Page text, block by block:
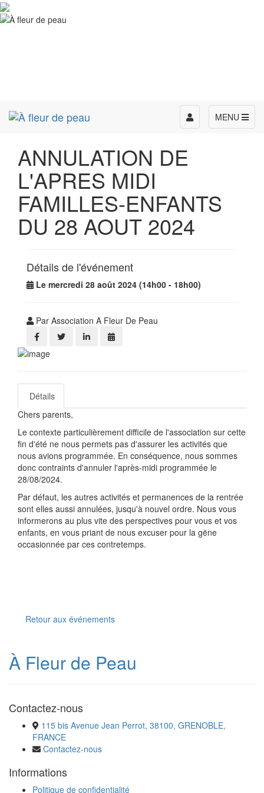
MENU
Toggle
navigation
ANNULATION DE
L'APRES MIDI
FAMILLES-ENFANTS
DU 28 AOUT 2024
Détails de l'événement
Le mercredi 28 août 2024 (14h00 - 18h00)
Par Association A Fleur De Peau
Détails
Chers parents,
Le contexte particulièrement difficile de l'association sur cette
fin d'été ne nous permets pas d'assurer les activités que
nous avions programmée. En conséquence, nous sommes
donc contraints d'annuler l'après-midi programmée le
28/08/2024.
Par défaut, les autres activités et permanences de la rentrée
sont elles aussi annulées, jusqu'à nouvel ordre. Nous vous
informerons au plus vite des perspectives pour vous et vos
enfants, en vous priant de nous excuser pour la gëne
occasionnée par ces contretemps.
Retour aux événements
À Fleur de Peau
Contactez-nous
115 bis Avenue Jean Perrot, 38100, GRENOBLE,
FRANCE
Contactez-nous
Informations
Politique de confidentialité